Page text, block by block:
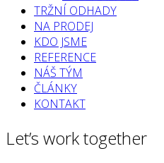
TRŽNÍ ODHADY
NA PRODEJ
KDO JSME
REFERENCE
NÁŠ TÝM
ČLÁNKY
KONTAKT
Let’s work together